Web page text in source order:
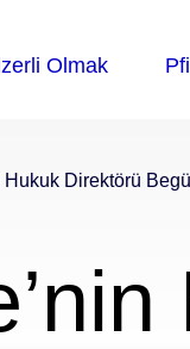
Hukuk Direktörü